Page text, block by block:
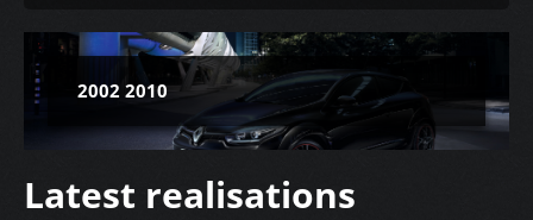
2002 2010
Latest realisations